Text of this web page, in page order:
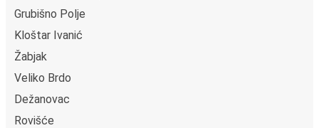
Grubišno Polje
Kloštar Ivanić
Žabjak
Veliko Brdo
Dežanovac
Rovišće